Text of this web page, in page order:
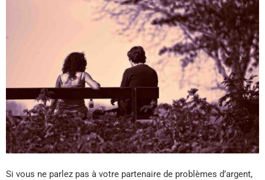
Si vous ne parlez pas à votre partenaire de problèmes d’argent,